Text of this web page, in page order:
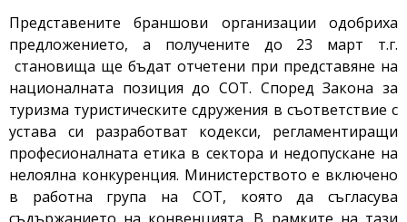
Представените браншови организации одобриха
предложението, а получените до 23 март т.г.
становища ще бъдат отчетени при представяне на
националната позиция до СОТ. Според Закона за
туризма туристическите сдружения в съответствие с
устава си разработват кодекси, регламентиращи
професионалната етика в сектора и недопускане на
нелоялна конкуренция. Министерството е включено
в работна група на СОТ, която да съгласува